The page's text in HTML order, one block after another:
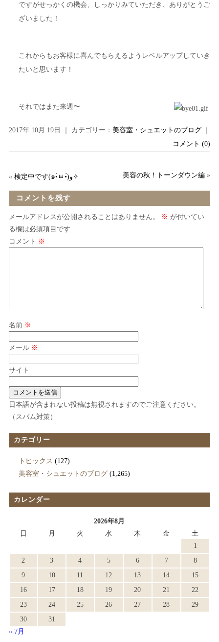
ですがせっかくの機会、しっかりみていただき、ありがとうご
ざいました！
これからもお客様に喜んでもらえるようレベルアップしていき
たいと思います！
それではまた来週〜
2017年 10月 19日 ｜ カテゴリー： 美容室・シュエットのブログ
コメント (0)
« 検定中です(๑•̀ㅂ•́)و✧ 美容の秋！トーンダウン編 »
コメントを残す
メールアドレスが公開されることはありません。 ※ が付いてい
る欄は必須項目です
コメント ※
名前 ※
メール ※
サイト
日本語が含まれない投稿は無視されますのでご注意ください。
（スパム対策）
カテゴリー
トピックス (127)
美容室・シュエットのブログ(1,265)
カレンダー
2026年8月
日
月 火 水 木 金
土
1
2
3 4 5 6 7
8
9
10 11 12 13 14
15
16
17 18 19 20 21
22
23
24 25 26 27 28
29
30
31
« 7月